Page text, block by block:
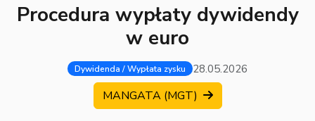
Procedura wypłaty dywidendy
w euro
Dywidenda / Wypłata zysku 28.05.2026
MANGATA (MGT)